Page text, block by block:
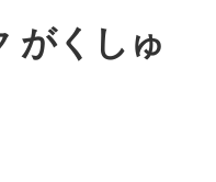
がくしゅ